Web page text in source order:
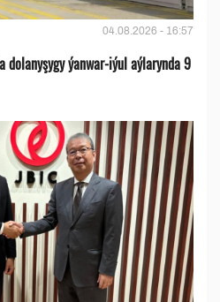
04.08.2026 - 16:57
dolanyşygy ýanwar-iýul aýlarynda 9